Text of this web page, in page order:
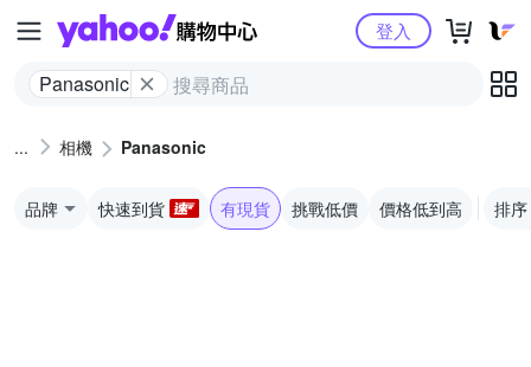
Yahoo購物中心
Panasonic
登入
相機 Panasonic
品牌 快速到貨 有現貨 挑戰低價 價格低到高 排序